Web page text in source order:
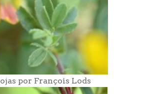
por François Lods